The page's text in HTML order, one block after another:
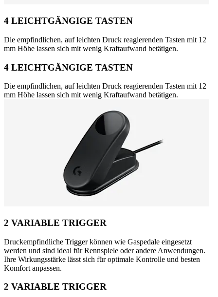
4 LEICHTGÄNGIGE TASTEN
Die empfindlichen, auf leichten Druck reagierenden Tasten mit 12
mm Höhe lassen sich mit wenig Kraftaufwand betätigen.
4 LEICHTGÄNGIGE TASTEN
Die empfindlichen, auf leichten Druck reagierenden Tasten mit 12
mm Höhe lassen sich mit wenig Kraftaufwand betätigen.
2 VARIABLE TRIGGER
Druckempfindliche Trigger können wie Gaspedale eingesetzt
werden und sind ideal für Rennspiele oder andere Anwendungen.
Ihre Wirkungsstärke lässt sich für optimale Kontrolle und besten
Komfort anpassen.
2 VARIABLE TRIGGER